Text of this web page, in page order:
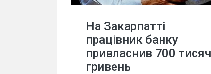
На Закарпатті
працівник банку
привласнив 700 тисяч
гривень